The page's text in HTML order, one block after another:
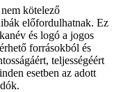
kötelező
előfordulhatnak. Ez
és logó a jogos
forrásokból és
teljességéért
esetben az adott